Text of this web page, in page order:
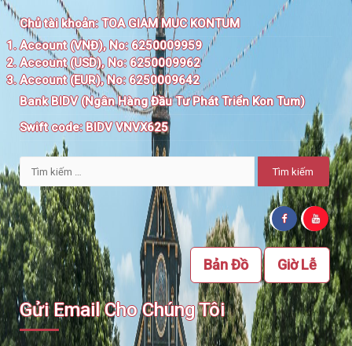
Chủ tài khoản:TOA GIAM MUC KONTUM
Account (VNĐ), No: 6250009959
Account (USD), No: 6250009962
Account (EUR), No: 6250009642
Bank BIDV (Ngân Hàng Đầu Tư Phát Triển Kon Tum)
Swift code:BIDV VNVX625
Tìm
kiếm
cho:
Giờ Lễ
Bản Đồ
Gửi Email Cho Chúng Tôi